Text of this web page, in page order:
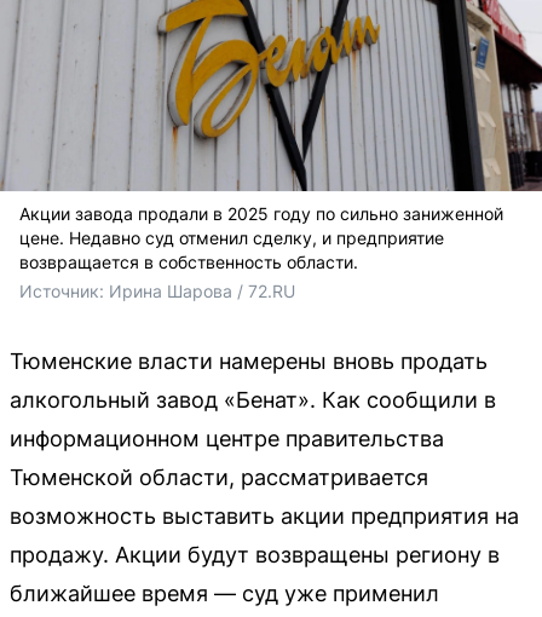
Акции завода продали в 2025 году по сильно заниженной
цене. Недавно суд отменил сделку, и предприятие
возвращается в собственность области.
Источник: Ирина Шарова / 72.RU
Тюменские власти намерены вновь продать
алкогольный завод «Бенат». Как сообщили в
информационном центре правительства
Тюменской области, рассматривается
возможность выставить акции предприятия на
продажу. Акции будут возвращены региону в
ближайшее время — суд уже применил